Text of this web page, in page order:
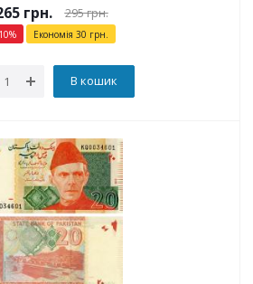
грн. 295грн.
% Економія 30 грн.
В кошик